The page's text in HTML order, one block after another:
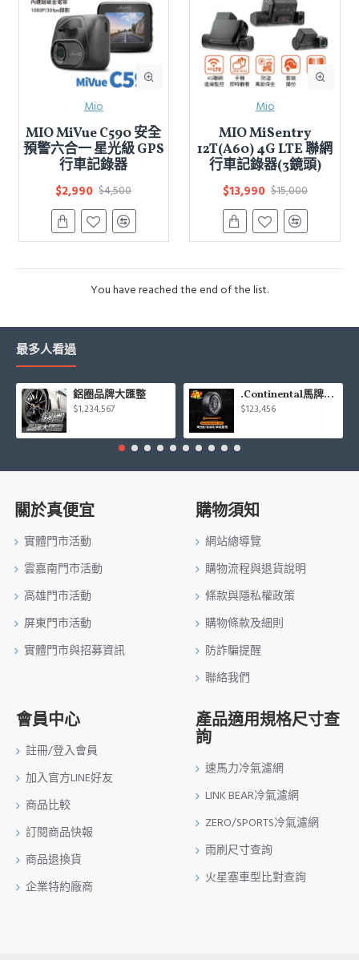
Mio
MIO MiVue C590 安全
預警六合一 星光級 GPS
行車記錄器
$2,990 $4,500
Mio
MIO MiSentry
12T(A60) 4G LTE 聯網
行車記錄器(3鏡頭)
$13,990 $15,000
You have reached the end of the list.
最多人看過
鋁圈品牌大匯整
$1,234,567
.Continental馬牌CCK輪胎特價專區
$123,456
關於真便宜
實體門市活動
雲嘉南門市活動
高雄門市活動
屏東門市活動
實體門市與招募資訊
購物須知
網站總導覽
購物流程與退貨說明
條款與隱私權政策
購物條款及細則
防詐騙提醒
聯絡我們
會員中心
註冊/登入會員
加入官方LINE好友
商品比較
訂閱商品快報
商品退換貨
企業特約廠商
產品適用規格尺寸查
詢
速馬力冷氣濾網
LINK BEAR冷氣濾網
ZERO/SPORTS冷氣濾網
雨刷尺寸查詢
火星塞車型比對查詢